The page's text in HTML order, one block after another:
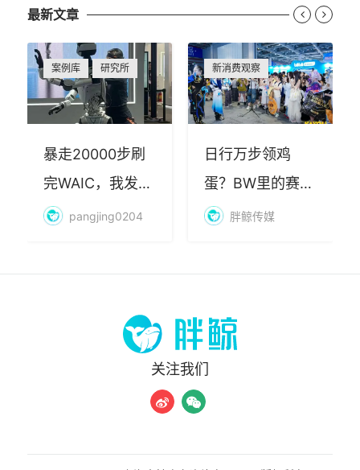
最新文章
案例库 研究所
暴走20000步刷
完WAIC，我发现
AI最赚钱的不是
pangjing0204
新消费观察
日行万步领鸡
蛋？BW里的赛博
朝圣，藏着品牌
胖鲸传媒
 
关注我们